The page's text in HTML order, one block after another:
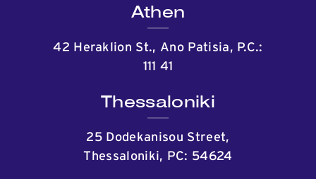
Athen
42 Heraklion St., Ano Patisia, P.C.:
111 41
Thessaloniki
25 Dodekanisou Street,
Thessaloniki, PC: 54624